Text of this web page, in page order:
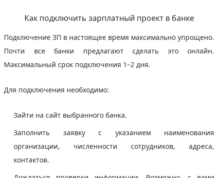
Как подключить зарплатный проект в банке
Подключение ЗП в настоящее время максимально упрощено.
Почти все банки предлагают сделать это онлайн.
Максимальный срок подключения 1–2 дня.
Для подключения необходимо:
Зайти на сайт выбранного банка.
Заполнить заявку с указанием наименования
организации, численности сотрудников, адреса,
контактов.